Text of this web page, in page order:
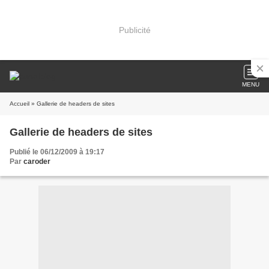
Publicité
MENU
Accueil » Gallerie de headers de sites
Gallerie de headers de sites
Publié le 06/12/2009 à 19:17
Par caroder